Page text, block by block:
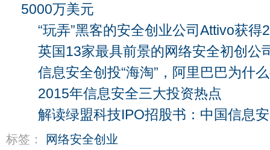
5000万美元
“玩弄”黑客的安全创业公司Attivo获
英国13家最具前景的网络安全初创公
信息安全创投“海淘”，阿里巴巴为什
2015年信息安全三大投资热点
解读绿盟科技IPO招股书：中国信息
标签： 网络安全创业